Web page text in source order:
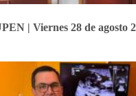
| Viernes 28 de agosto